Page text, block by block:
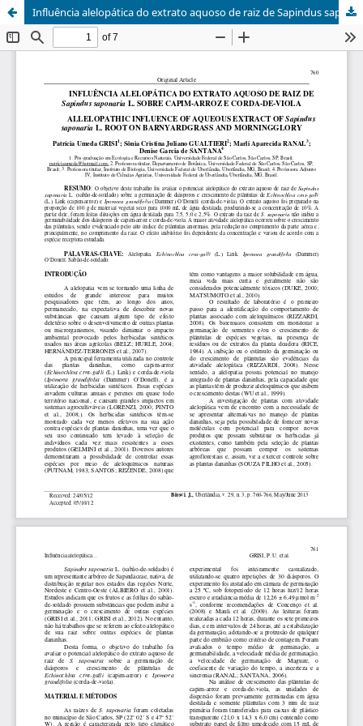
Influência alelopática do extrato aquoso de raiz de Sapindus saponaria L. sobre capim-arroz e corda-de-viola